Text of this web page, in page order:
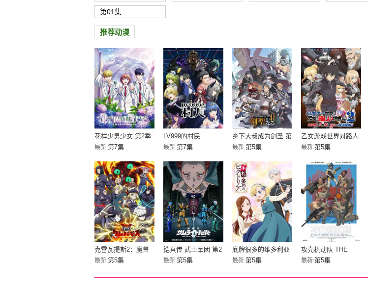
第01集
推荐动漫
花样少男少女 第2季
最新:第7集
LV999的村民
最新:第7集
乡下大叔成为剑圣 第
二季
最新:第5集
乙女游戏世界对路人
角色很不友好 第二季
最新:第5集
克雷瓦提斯2：魔兽
之王与虚伪的勇者传
最新:第5集
铠真传 武士军团 第2
部分
最新:第5集
底牌很多的维多利亚
最新:第5集
攻壳机动队 THE
GHOST IN THE
最新:第5集